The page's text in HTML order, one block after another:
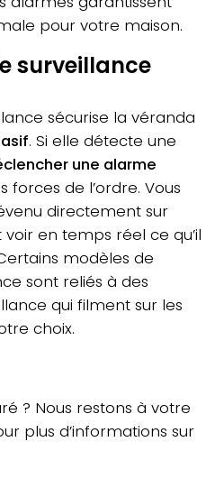
pour votre maison.
surveillance
sécurise la véranda
. Si elle détecte une
une alarme
forces de l’ordre. Vous
directement sur
en temps réel ce qu’il
modèles de
sont reliés à des
qui filment sur les
choix.
? Nous restons à votre
plus d’informations sur